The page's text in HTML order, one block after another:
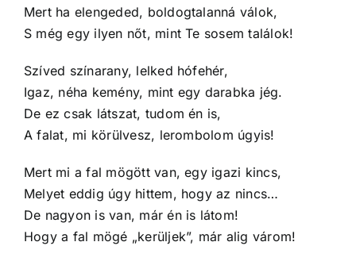
Mert ha elengeded, boldogtalanná válok,
S még egy ilyen nőt, mint Te sosem találok!
Szíved színarany, lelked hófehér,
Igaz, néha kemény, mint egy darabka jég.
De ez csak látszat, tudom én is,
A falat, mi körülvesz, lerombolom úgyis!
Mert mi a fal mögött van, egy igazi kincs,
Melyet eddig úgy hittem, hogy az nincs…
De nagyon is van, már én is látom!
Hogy a fal mögé „kerüljek”, már alig várom!